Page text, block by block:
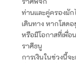
ท่านและคู่ครองมั
เดินทาง หากโสด
หรือมีโอกาสที่เพื่
ราศีธนู
การเงินในช่วงนี้จ